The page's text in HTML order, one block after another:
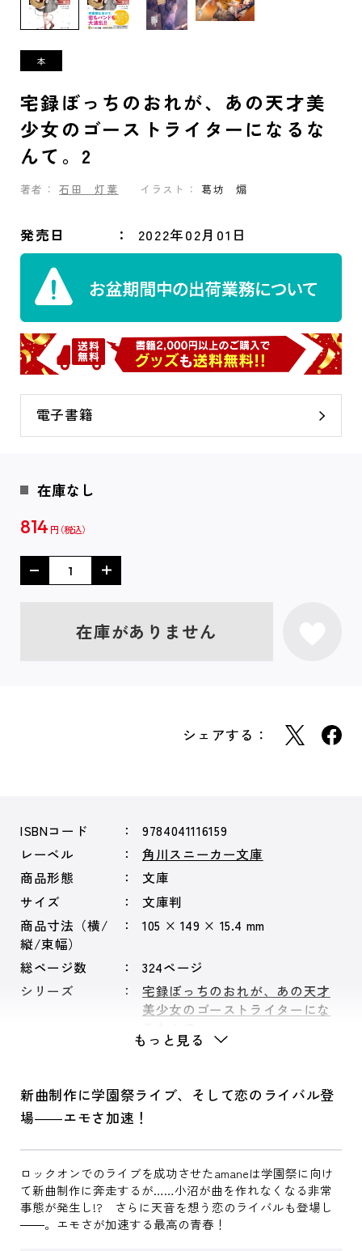
宅録ぼっちのおれが、あの天才美
少女のゴーストライターになるな
んて。2
著者： 石田 灯葉 イラスト： 葛坊 煽
発売日 2022年02月01日
電子書籍
在庫なし
814 円
在庫がありません
シェアする：
ISBNコード
9784041116159
レーベル
角川スニーカー文庫
商品形態
文庫
サイズ
文庫判
商品寸法（横/
縦/束幅）
105 × 149 × 15.4 mm
総ページ数
324ページ
シリーズ
宅録ぼっちのおれが、あの天才
美少女のゴーストライターにな
もっと見る
新曲制作に学園祭ライブ、そして恋のライバル登
場――エモさ加速！
ロックオンでのライブを成功させたamaneは学園祭に向け
て新曲制作に奔走するが……小沼が曲を作れなくなる非常
事態が発生し!? さらに天音を想う恋のライバルも登場し
――。エモさが加速する最高の青春！